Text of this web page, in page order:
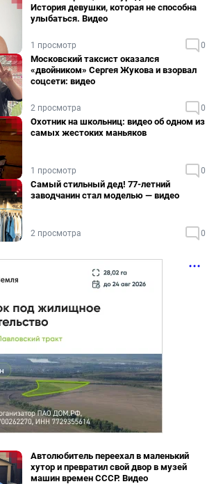
История девушки, которая не способна
улыбаться. Видео
1 просмотр 0
Московский таксист оказался
«двойником» Сергея Жукова и взорвал
соцсети: видео
2 просмотра 0
Охотник на школьниц: видео об одном из
самых жестоких маньяков
1 просмотр 0
Самый стильный дед! 77-летний
заводчанин стал моделью — видео
2 просмотра 0
Автолюбитель переехал в маленький
хутор и превратил свой двор в музей
машин времен СССР. Видео